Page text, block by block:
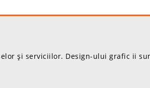
și serviciilor. Design-ului grafic ii